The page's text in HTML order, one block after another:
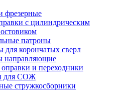
фрезерные
с цилиндрическим
патроны
для корончатых сверл
и переходники
для СОЖ
стружкосборники